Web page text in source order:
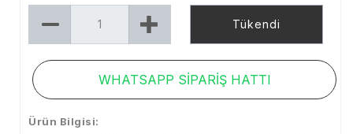
Tükendi
WHATSAPP SİPARİŞ HATTI
Ürün Bilgisi: